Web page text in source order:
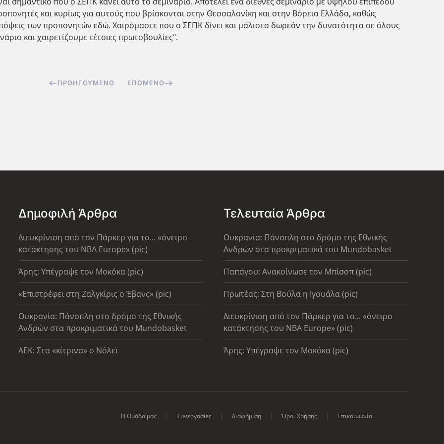
και κυρίως για αυτούς που βρίσκονται στην Θεσσαλονίκη και στην Βόρεια Ελλάδα, καθώς
των προπονητών εδώ. Χαιρόμαστε που ο ΣΕΠΚ δίνει και μάλιστα δωρεάν την δυνατότητα σε όλους
και χαιρετίζουμε τέτοιες πρωτοβουλίες".
ΠΡΟΗΓΟΎΜΕΝΟ ΕΠΌΜΕΝΟ
Δημοφιλή Άρθρα
Διευκρίνιση από τον Πάρκερ για το... «όνειρο
κατάκτησης του ΝΒΑ Europe» (pic)
Άρης: Υπέγραψε τον Μοκόκα (pic)
«Επιστρέφει στη Ζαλγκίρις ο Έβανς» (pic)
Ουκρανία: Πάνοπλη στο δρόμο της Εθνικής
Ανδρών στα προκριματικά του Mundobasket
AEK: Στα «κίτρινα» ο Νόλεϊ
Τελευταία Άρθρα
Ουκρανία: Πάνοπλη στο δρόμο της Εθνικής
Ανδρών στα προκριματικά του Mundobasket
Παπάγου: Ανακοίνωσε τον Μπίσοπ (pic)
Πρωτέας: Στη Βούλα η Ιγουάλα (pic)
Διευκρίνιση από τον Πάρκερ για το... «όνειρο
κατάκτησης του ΝΒΑ Europe» (pic)
Άρης: Υπέγραψε τον Μοκόκα (pic)
Η Ομάδα μας Συνεργασίες Διαφήμιση Όροι Χρήσης Επικοινωνία